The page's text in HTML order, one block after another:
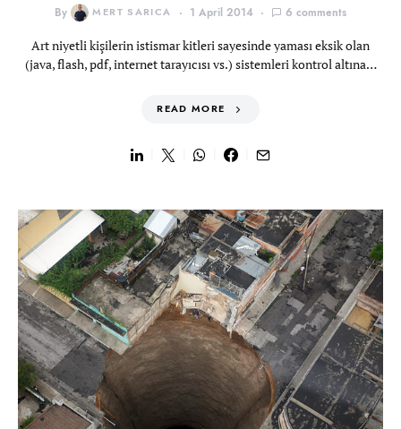
By MERT SARICA 1 April 2014 6 comments
Art niyetli kişilerin istismar kitleri sayesinde yaması eksik olan
(java, flash, pdf, internet tarayıcısı vs.) sistemleri kontrol altına…
READ MORE